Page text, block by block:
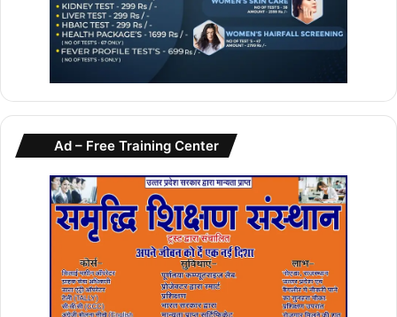
Ad – Free Training Center